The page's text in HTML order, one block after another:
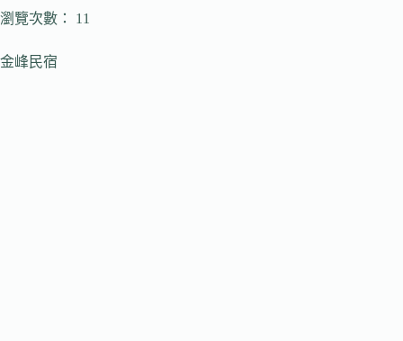
瀏覽次數： 11
金峰民宿